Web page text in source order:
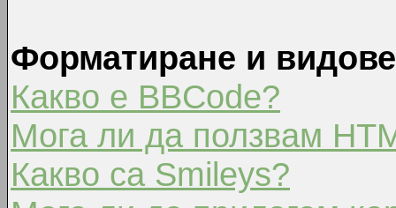
Форматиране и
Какво е BBCode?
Мога ли да ползвам
Какво са Smileys?